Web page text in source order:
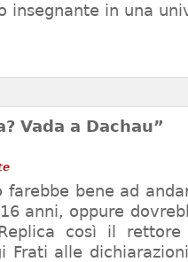
insegnante in una
Vada a Dachau”
farebbe bene ad
anni, oppure
così il rettore
Frati alle